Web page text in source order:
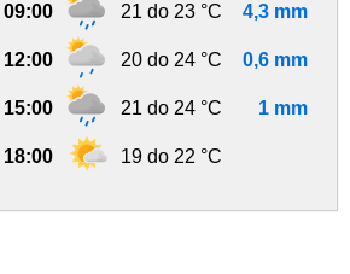
09:00 21 do 23 °C 4,3 mm
12:00 20 do 24 °C 0,6 mm
15:00 21 do 24 °C 1 mm
18:00 19 do 22 °C